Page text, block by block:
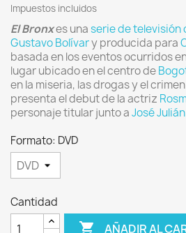
Impuestos incluidos
El Bronxes unaserie de televisión
Gustavo Bolívary producida para
basada en los eventos ocurridos
lugar ubicado en el centro de
en la miseria, las drogas y el
presenta el debut de la actriz
personaje titular junto aJosé
Formato: DVD
Cantidad
 AÑADIR AL